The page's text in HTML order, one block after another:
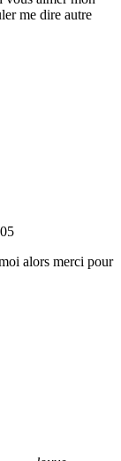
me dire autre
alors merci pour